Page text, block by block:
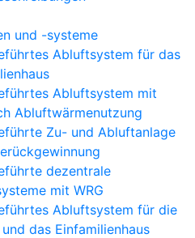
und -systeme
Abluftsystem für das
Abluftsystem mit
Abluftwärmenutzung
Zu- und Abluftanlage
dezentrale
mit WRG
Abluftsystem für die
das Einfamilienhaus